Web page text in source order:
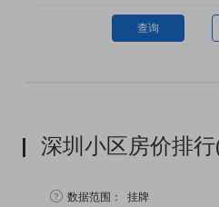
查询
深圳小区房价排
数据范围：
挂牌